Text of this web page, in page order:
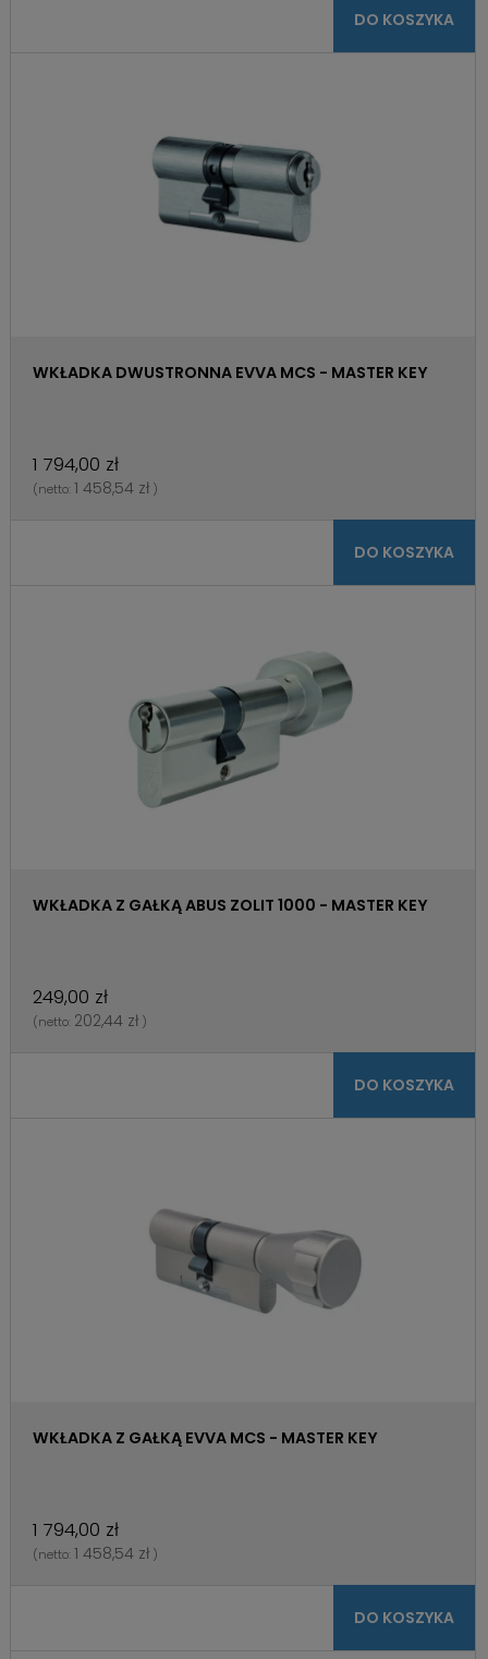
DO KOSZYKA
WKŁADKA DWUSTRONNA EVVA MCS - MASTER KEY
1 794,00 zł
(netto: 1 458,54 zł )
DO KOSZYKA
WKŁADKA Z GAŁKĄ ABUS ZOLIT 1000 - MASTER KEY
249,00 zł
(netto: 202,44 zł )
DO KOSZYKA
WKŁADKA Z GAŁKĄ EVVA MCS - MASTER KEY
1 794,00 zł
(netto: 1 458,54 zł )
DO KOSZYKA